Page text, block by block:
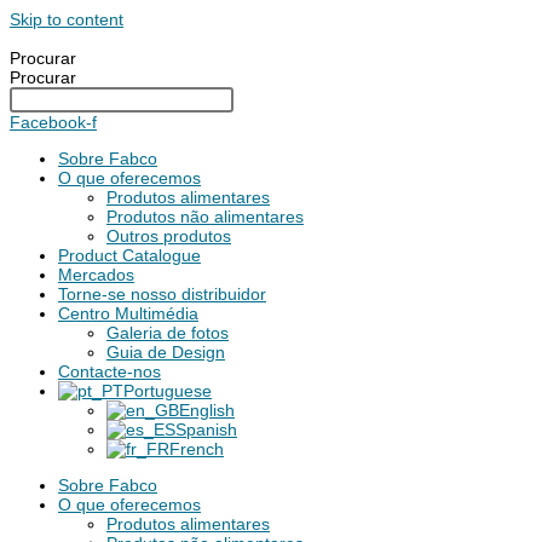
Skip to content
Procurar
Procurar
Facebook-f
Sobre Fabco
O que oferecemos
Produtos alimentares
Produtos não alimentares
Outros produtos
Product Catalogue
Mercados
Torne-se nosso distribuidor
Centro Multimédia
Galeria de fotos
Guia de Design
Contacte-nos
Portuguese
English
Spanish
French
Sobre Fabco
O que oferecemos
Produtos alimentares